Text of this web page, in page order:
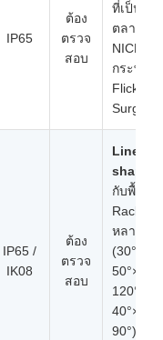
IP65
ต้อง
ตรวจ
สอบ
ที่เป็นที่นิ
ตลาด,
NICHIA,
กระพริบ
Flicker),
Surge
IP65 /
IK08
ต้อง
ตรวจ
สอบ
Linear
shape
กับพื้นที่
Rack, มุ
หลากหล
50°×90°,
120°,
90°),